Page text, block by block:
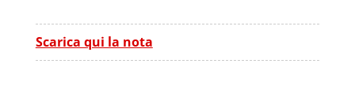
Scarica qui la nota